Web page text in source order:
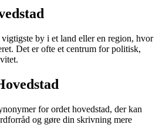
by i et land eller en region, hvor
Det er ofte et centrum for politisk,
for ordet hovedstad, der kan
og gøre din skrivning mere